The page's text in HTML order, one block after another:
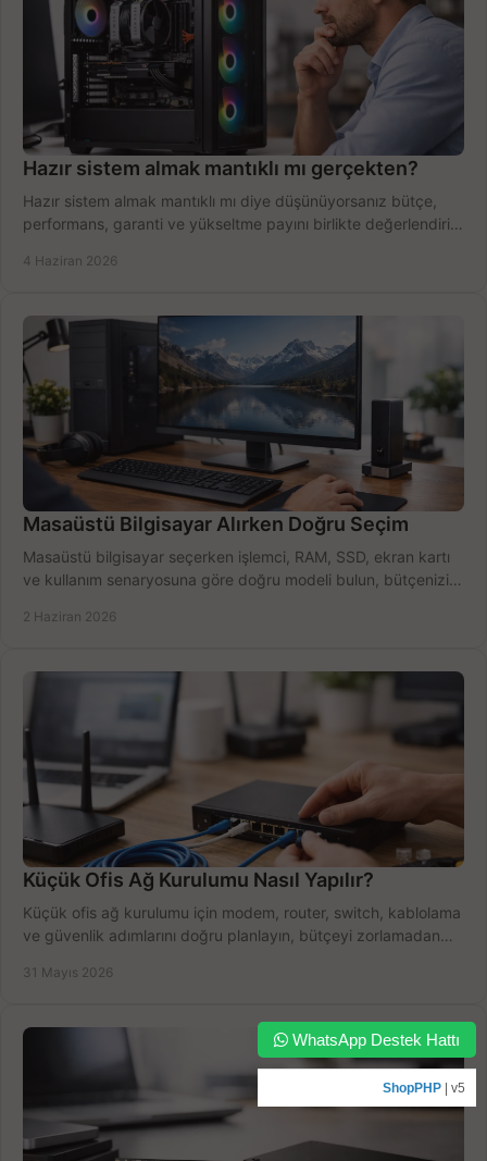
Hazır sistem almak mantıklı mı gerçekten?
Hazır sistem almak mantıklı mı diye düşünüyorsanız bütçe,
performans, garanti ve yükseltme payını birlikte değerlendirin,
4 Haziran 2026
Masaüstü Bilgisayar Alırken Doğru Seçim
Masaüstü bilgisayar seçerken işlemci, RAM, SSD, ekran kartı
ve kullanım senaryosuna göre doğru modeli bulun, bütçenizi
2 Haziran 2026
Küçük Ofis Ağ Kurulumu Nasıl Yapılır?
Küçük ofis ağ kurulumu için modem, router, switch, kablolama
ve güvenlik adımlarını doğru planlayın, bütçeyi zorlamadan
31 Mayıs 2026
WhatsApp Destek Hattı
ShopPHP | v5